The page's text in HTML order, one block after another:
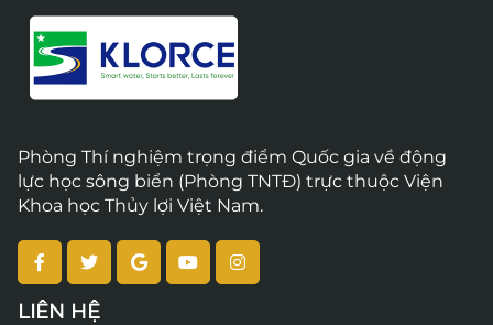
Phòng Thí nghiệm trọng điểm Quốc gia về động
lực học sông biển (Phòng TNTĐ) trực thuộc Viện
Khoa học Thủy lợi Việt Nam.
LIÊN HỆ